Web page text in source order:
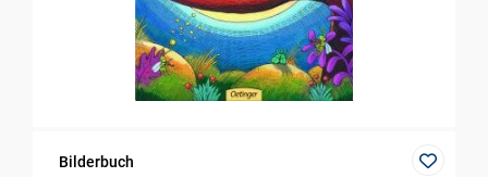
Bilderbuch